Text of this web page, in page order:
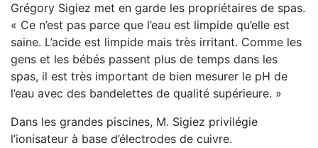
Grégory Sigiez met en garde les propriétaires de spas.
« Ce n’est pas parce que l’eau est limpide qu’elle est
saine. L’acide est limpide mais très irritant. Comme les
gens et les bébés passent plus de temps dans les
spas, il est très important de bien mesurer le pH de
l’eau avec des bandelettes de qualité supérieure. »
Dans les grandes piscines, M. Sigiez privilégie
l’ionisateur à base d’électrodes de cuivre.